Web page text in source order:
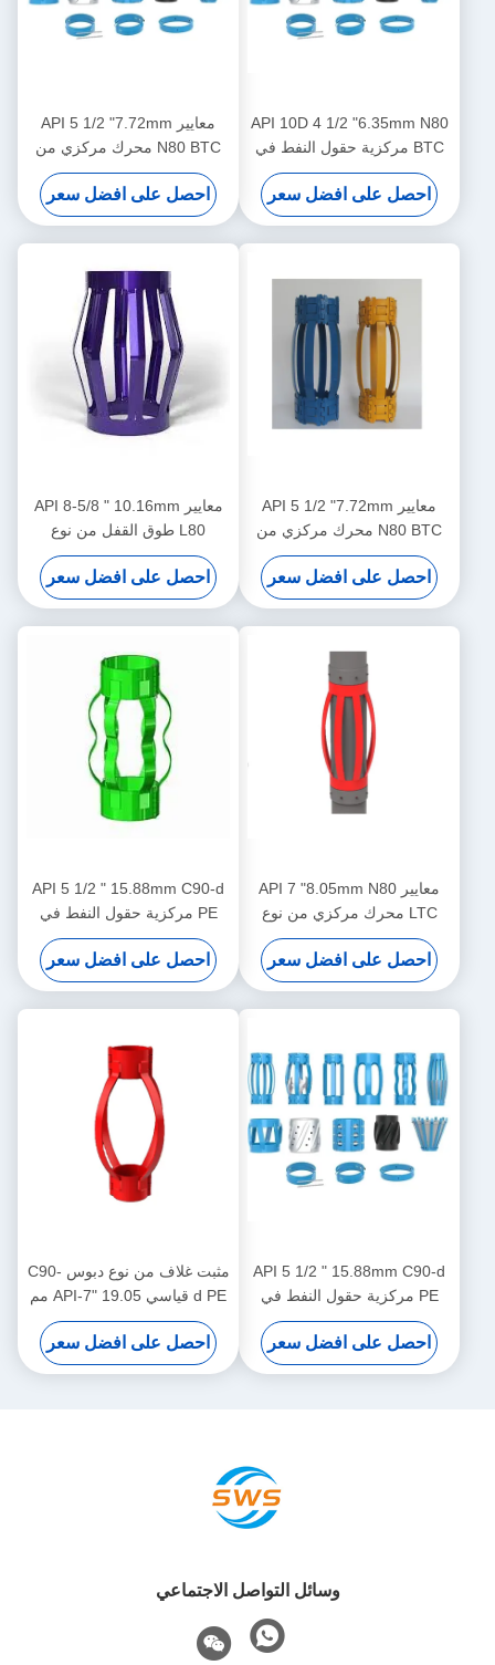
API 10D 4 1/2 "6.35mm N80
BTC مركزية حقول النفط في
عمليات النفط والغاز
احصل على افضل سعر
معايير API 5 1/2 "7.72mm
N80 BTC محرك مركزي من
نوع دبوس للحد من نقل محرك
المركز في عمليات النفط والغاز
احصل على افضل سعر
معايير API 5 1/2 "7.72mm
N80 BTC محرك مركزي من
نوع دبوس للحد من نقل محرك
المركز في عمليات النفط والغاز
احصل على افضل سعر
معايير API 8-5/8 " 10.16mm
L80 طوق القفل من نوع
الدبوس مصمم للحد من نقل
مركزية الغلاف في عمليات
النفط والغاز
احصل على افضل سعر
معايير API 7 "8.05mm N80
LTC محرك مركزي من نوع
دبوس للحد من نقل محرك
المركز في عمليات النفط والغاز
احصل على افضل سعر
API 5 1/2 " 15.88mm C90-d
PE مركزية حقول النفط في
عمليات النفط والغاز
احصل على افضل سعر
API 5 1/2 " 15.88mm C90-d
PE مركزية حقول النفط في
عمليات النفط والغاز
احصل على افضل سعر
مثبت غلاف من نوع دبوس C90-
d PE قياسي API-7" 19.05 مم
لتقييد إزاحة مثبت الغلاف في
عمليات النفط والغاز
احصل على افضل سعر
وسائل التواصل الاجتماعي